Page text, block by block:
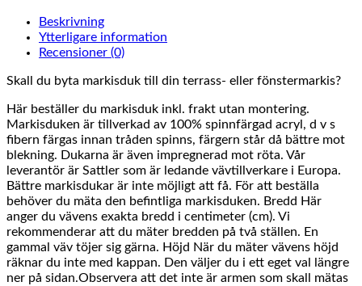
Beskrivning
Ytterligare information
Recensioner (0)
Skall du byta markisduk till din terrass- eller fönstermarkis?
Här beställer du markisduk inkl. frakt utan montering.
Markisduken är tillverkad av 100% spinnfärgad acryl, d v s
fibern färgas innan tråden spinns, färgern står då bättre mot
blekning. Dukarna är även impregnerad mot röta. Vår
leverantör är Sattler som är ledande vävtillverkare i Europa.
Bättre markisdukar är inte möjligt att få. För att beställa
behöver du mäta den befintliga markisduken. Bredd Här
anger du vävens exakta bredd i centimeter (cm). Vi
rekommenderar att du mäter bredden på två ställen. En
gammal väv töjer sig gärna. Höjd När du mäter vävens höjd
räknar du inte med kappan. Den väljer du i ett eget val längre
ner på sidan.Observera att det inte är armen som skall mätas